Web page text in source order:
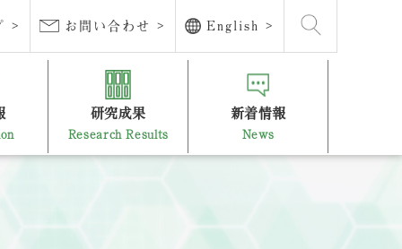
> お問い合わせ > English >
研究成果
Research Results
新着情報
News